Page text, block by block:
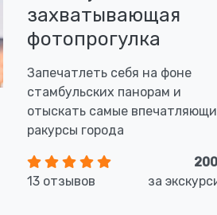
захватывающая
фотопрогулка
Запечатлеть себя на фоне
стамбульских панорам и
отыскать самые
ракурсы города
13 отзывов
за